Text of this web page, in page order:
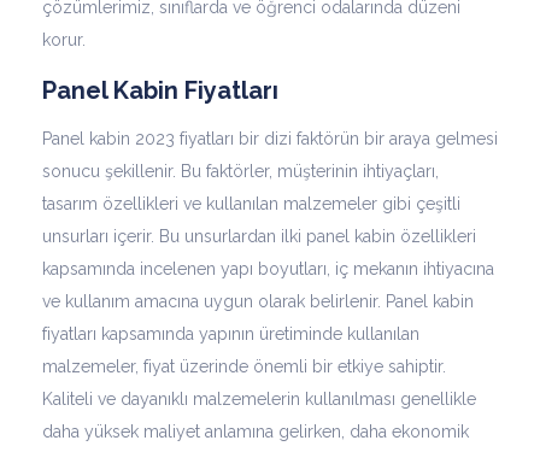
çözümlerimiz, sınıflarda ve öğrenci odalarında düzeni
korur.
Panel Kabin Fiyatları
Panel kabin 2023 fiyatları bir dizi faktörün bir araya gelmesi
sonucu şekillenir. Bu faktörler, müşterinin ihtiyaçları,
tasarım özellikleri ve kullanılan malzemeler gibi çeşitli
unsurları içerir. Bu unsurlardan ilki panel kabin özellikleri
kapsamında incelenen yapı boyutları, iç mekanın ihtiyacına
ve kullanım amacına uygun olarak belirlenir. Panel kabin
fiyatları kapsamında yapının üretiminde kullanılan
malzemeler, fiyat üzerinde önemli bir etkiye sahiptir.
Kaliteli ve dayanıklı malzemelerin kullanılması genellikle
daha yüksek maliyet anlamına gelirken, daha ekonomik